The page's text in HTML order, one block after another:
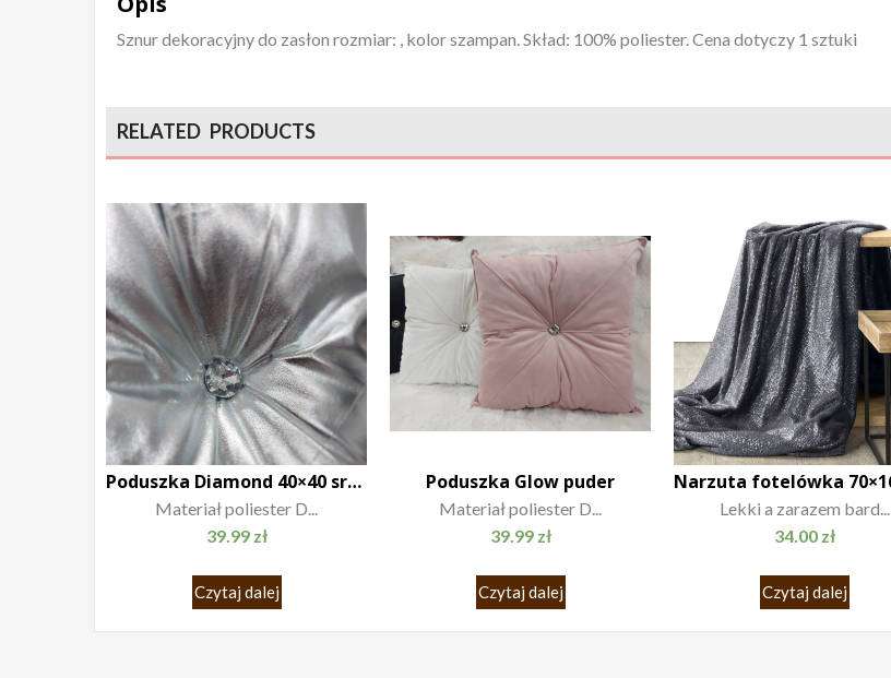
Sznur dekoracyjny do zasłon rozmiar: , kolor szampan. Skład: 100% poliester. Cena dotyczy 1 sztuki
RELATED PRODUCTS
Poduszka Diamond 40×40 srebrna
Materiał poliester D...
39.99 zł
Czytaj dalej
Poduszka Glow puder
Materiał poliester D...
39.99 zł
Czytaj dalej
Lekki a zarazem bard...
34.00 zł
Czytaj dalej